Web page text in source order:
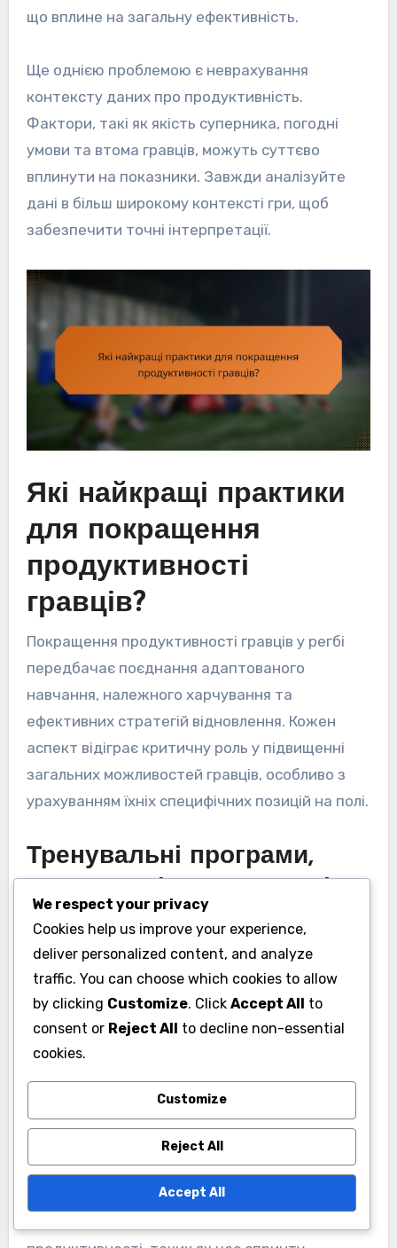
що вплине на загальну ефективність.
Ще однією проблемою є неврахування
контексту даних про продуктивність.
Фактори, такі як якість суперника, погодні
умови та втома гравців, можуть суттєво
вплинути на показники. Завжди аналізуйте
дані в більш широкому контексті гри, щоб
забезпечити точні інтерпретації.
Які найкращі практики
для покращення
продуктивності
гравців?
Покращення продуктивності гравців у регбі
передбачає поєднання адаптованого
навчання, належного харчування та
ефективних стратегій відновлення. Кожен
аспект відіграє критичну роль у підвищенні
загальних можливостей гравців, особливо з
урахуванням їхніх специфічних позицій на полі.
Тренувальні програми,
позицій
Тренувальні програми, адаптовані до
специфічних вимог кожної ролі в команді.
Наприклад, форварди можуть надавати
перевагу силовим та потужним тренуванням,
тоді як захисники часто акцентують увагу на
швидкості та спритності. Включення вправ, які
імітують ігрові ситуації, може суттєво
покращити показники продуктивності, що
стосуються кожної позиції.
We respect your privacy
Cookies help us improve your experience,
deliver personalized content, and analyze
traffic. You can choose which cookies to allow
by clicking Customize. Click Accept All to
consent or Reject All to decline non-essential
cookies.
Customize
Reject All
Accept All